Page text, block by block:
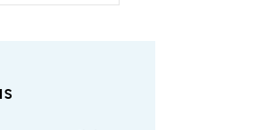
Opensource